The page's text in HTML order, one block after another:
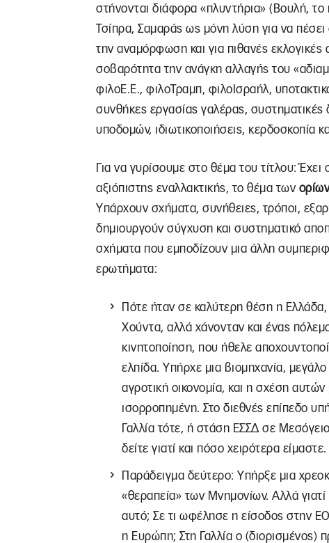
στήνονται διάφορα «πλυντήρια» (Βουλή,
Τσίπρα, Σαμαράς ως μόνη λύση για να πέσει
την αναμόρφωση και για πιθανές εκλογικές
σοβαρότητα την ανάγκη αλλαγής του
φιλοΕ.Ε., φιλοΤραμπ, φιλοΙσραήλ,
συνθήκες εργασίας γαλέρας,
υποδομών, ιδιωτικοποιήσεις, κερδοσκοπία
Για να γυρίσουμε στο θέμα του τίτλου:
αξιόπιστης εναλλακτικής, το θέμα των ορίων
Υπάρχουν σχήματα, συνήθειες, τρόποι,
δημιουργούν σύγχυση και συστηματικό
σχήματα που εμποδίζουν μια άλλη
ερωτήματα:
Πότε ήταν σε καλύτερη θέση η
Χούντα, αλλά χάνονταν και ένας
κινητοποίηση, που ήθελε
ελπίδα. Υπήρχε μια βιομηχανία,
αγροτική οικονομία, και η σχέση
ισορροπημένη. Στο διεθνές επίπεδο
Γαλλία τότε, ή στάση ΕΣΣΔ σε
δείτε γιατί και πόσο χειρότερα είμαστε.
Παράδειγμα δεύτερο: Υπήρξε μια
«θεραπεία» των Μνημονίων. Αλλά
αυτό; Σε τι ωφέλησε η είσοδος στην
η Ευρώπη; Στη Γαλλία ο (διορισμένος)